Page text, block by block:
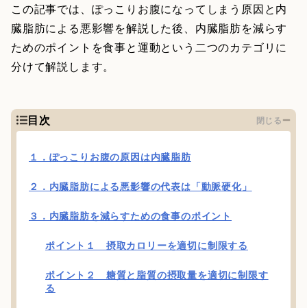
この記事では、ぽっこりお腹になってしまう原因と内
臓脂肪による悪影響を解説した後、内臓脂肪を減らす
ためのポイントを食事と運動という二つのカテゴリに
分けて解説します。
目次 閉じる
１．ぽっこりお腹の原因は内臓脂肪
２．内臓脂肪による悪影響の代表は「動脈硬化」
３．内臓脂肪を減らすための食事のポイント
ポイント１ 摂取カロリーを適切に制限する
ポイント２ 糖質と脂質の摂取量を適切に制限す
る